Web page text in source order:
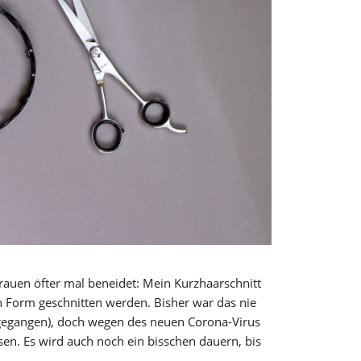
öfter mal beneidet: Mein Kurzhaarschnitt
geschnitten werden. Bisher war das nie
doch wegen des neuen Corona-Virus
Es wird auch noch ein bisschen dauern, bis